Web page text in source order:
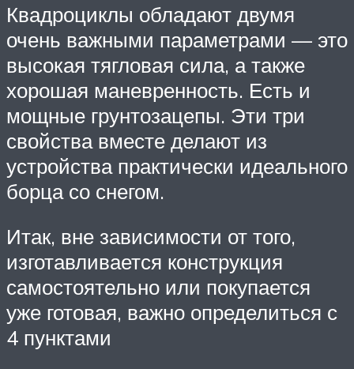
Квадроциклы обладают двумя
очень важными параметрами — это
высокая тягловая сила, а также
хорошая маневренность. Есть и
мощные грунтозацепы. Эти три
свойства вместе делают из
устройства практически идеального
борца со снегом.
Итак, вне зависимости от того,
изготавливается конструкция
самостоятельно или покупается
уже готовая, важно определиться с
4 пунктами